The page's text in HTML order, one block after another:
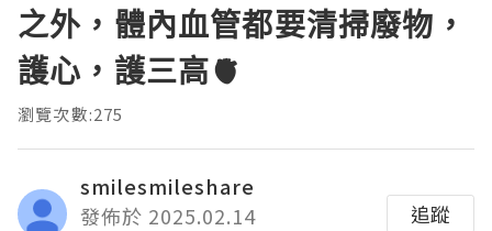
之外，體內血管都要清掃廢物，
護心，護三高🫀
瀏覽次數:275
smilesmileshare
發佈於 2025.02.14
追蹤